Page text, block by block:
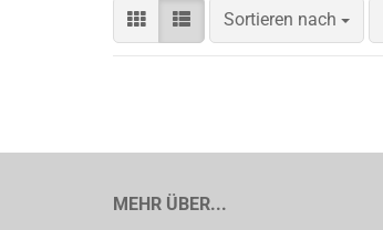
Sortieren nach
MEHR ÜBER...